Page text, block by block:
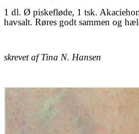
1 dl. Ø piskefløde, 1 tsk.
havsalt. Røres godt sammen og
skrevetaf Tina N. Hansen